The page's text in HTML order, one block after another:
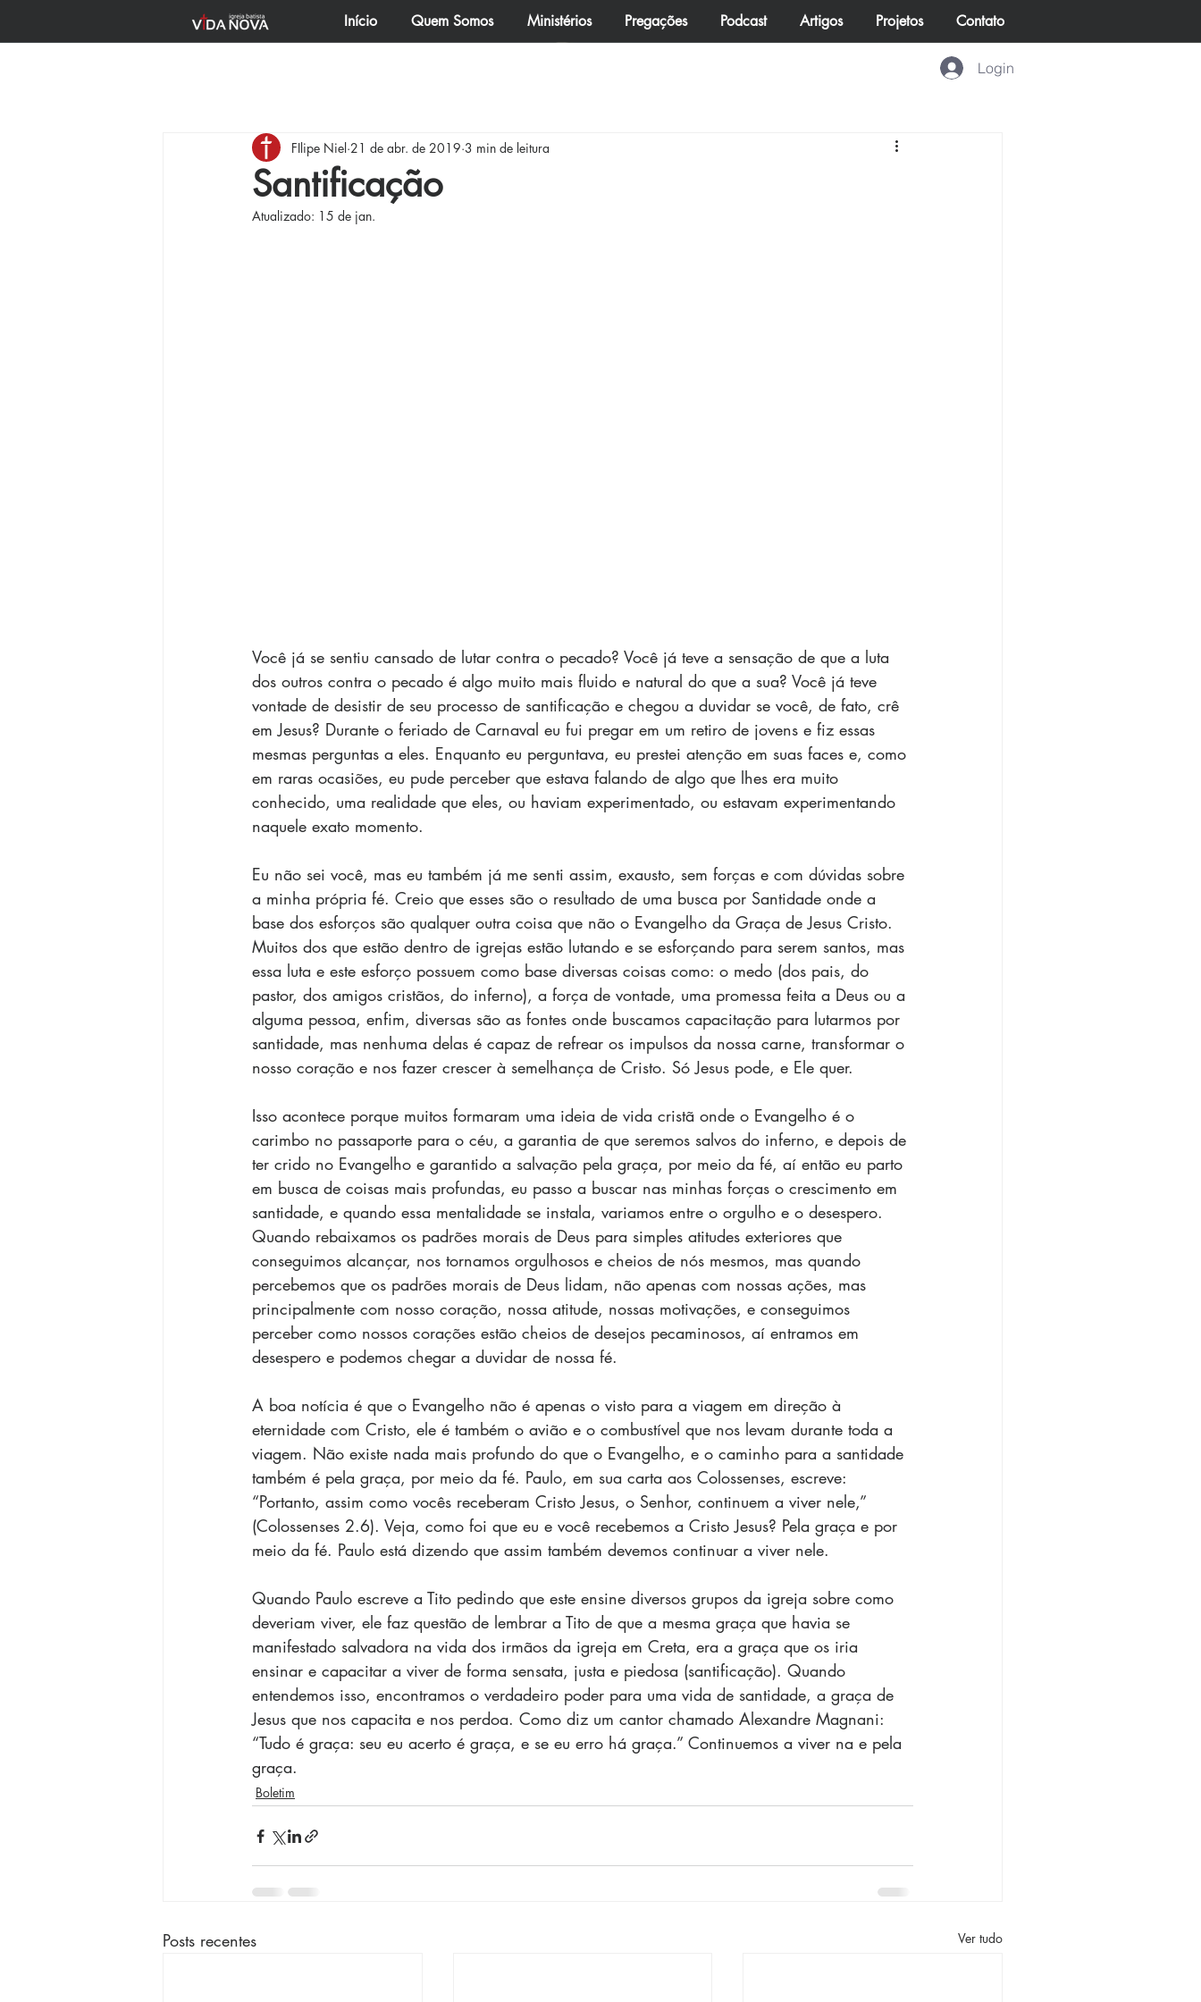
Início Quem Somos Ministérios Pregações Podcast Artigos Projetos Contato
Login
ENTRE PASTOS E VALES Uma Vida Frutífera
Santificação
FIlipe Niel 21 de abr. de 2019 3 min de leitura
Atualizado: 15 de jan.
Você já se sentiu cansado de lutar contra o pecado? Você já teve a sensação de que a luta
dos outros contra o pecado é algo muito mais fluido e natural do que a sua? Você já teve
vontade de desistir de seu processo de santificação e chegou a duvidar se você, de fato, crê
em Jesus? Durante o feriado de Carnaval eu fui pregar em um retiro de jovens e fiz essas
mesmas perguntas a eles. Enquanto eu perguntava, eu prestei atenção em suas faces e, como
em raras ocasiões, eu pude perceber que estava falando de algo que lhes era muito
conhecido, uma realidade que eles, ou haviam experimentado, ou estavam experimentando
naquele exato momento.
Eu não sei você, mas eu também já me senti assim, exausto, sem forças e com dúvidas sobre
a minha própria fé. Creio que esses são o resultado de uma busca por Santidade onde a
base dos esforços são qualquer outra coisa que não o Evangelho da Graça de Jesus Cristo.
Muitos dos que estão dentro de igrejas estão lutando e se esforçando para serem santos, mas
essa luta e este esforço possuem como base diversas coisas como: o medo (dos pais, do
pastor, dos amigos cristãos, do inferno), a força de vontade, uma promessa feita a Deus ou a
alguma pessoa, enfim, diversas são as fontes onde buscamos capacitação para lutarmos por
santidade, mas nenhuma delas é capaz de refrear os impulsos da nossa carne, transformar o
nosso coração e nos fazer crescer à semelhança de Cristo. Só Jesus pode, e Ele quer.
Isso acontece porque muitos formaram uma ideia de vida cristã onde o Evangelho é o
carimbo no passaporte para o céu, a garantia de que seremos salvos do inferno, e depois de
ter crido no Evangelho e garantido a salvação pela graça, por meio da fé, aí então eu parto
em busca de coisas mais profundas, eu passo a buscar nas minhas forças o crescimento em
santidade, e quando essa mentalidade se instala, variamos entre o orgulho e o desespero.
Quando rebaixamos os padrões morais de Deus para simples atitudes exteriores que
conseguimos alcançar, nos tornamos orgulhosos e cheios de nós mesmos, mas quando
percebemos que os padrões morais de Deus lidam, não apenas com nossas ações, mas
principalmente com nosso coração, nossa atitude, nossas motivações, e conseguimos
perceber como nossos corações estão cheios de desejos pecaminosos, aí entramos em
desespero e podemos chegar a duvidar de nossa fé.
A boa notícia é que o Evangelho não é apenas o visto para a viagem em direção à
eternidade com Cristo, ele é também o avião e o combustível que nos levam durante toda a
viagem. Não existe nada mais profundo do que o Evangelho, e o caminho para a santidade
também é pela graça, por meio da fé. Paulo, em sua carta aos Colossenses, escreve:
“Portanto, assim como vocês receberam Cristo Jesus, o Senhor, continuem a viver nele,”
(Colossenses 2.6). Veja, como foi que eu e você recebemos a Cristo Jesus? Pela graça e por
meio da fé. Paulo está dizendo que assim também devemos continuar a viver nele.
Quando Paulo escreve a Tito pedindo que este ensine diversos grupos da igreja sobre como
deveriam viver, ele faz questão de lembrar a Tito de que a mesma graça que havia se
manifestado salvadora na vida dos irmãos da igreja em Creta, era a graça que os iria
ensinar e capacitar a viver de forma sensata, justa e piedosa (santificação). Quando
entendemos isso, encontramos o verdadeiro poder para uma vida de santidade, a graça de
Jesus que nos capacita e nos perdoa. Como diz um cantor chamado Alexandre Magnani:
“Tudo é graça: seu eu acerto é graça, e se eu erro há graça.” Continuemos a viver na e pela
graça.
Boletim
Posts recentes Ver tudo